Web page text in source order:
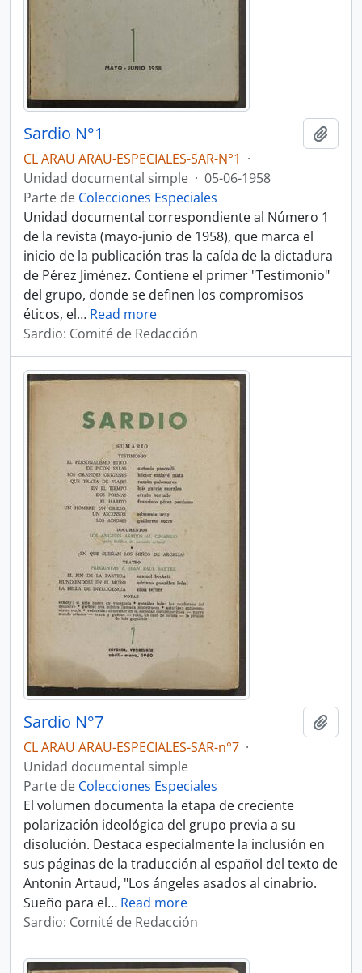
Sardio N°1
CL ARAU ARAU-ESPECIALES-SAR-N°1 ·
Unidad documental simple · 05-06-1958
Parte de Colecciones Especiales
Unidad documental correspondiente al Número 1
de la revista (mayo-junio de 1958), que marca el
inicio de la publicación tras la caída de la dictadura
de Pérez Jiménez. Contiene el primer "Testimonio"
del grupo, donde se definen los compromisos
éticos, el… Read more
Sardio: Comité de Redacción
Sardio N°7
CL ARAU ARAU-ESPECIALES-SAR-n°7 ·
Unidad documental simple
Parte de Colecciones Especiales
El volumen documenta la etapa de creciente
polarización ideológica del grupo previa a su
disolución. Destaca especialmente la inclusión en
sus páginas de la traducción al español del texto de
Antonin Artaud, "Los ángeles asados al cinabrio.
Sueño para el… Read more
Sardio: Comité de Redacción